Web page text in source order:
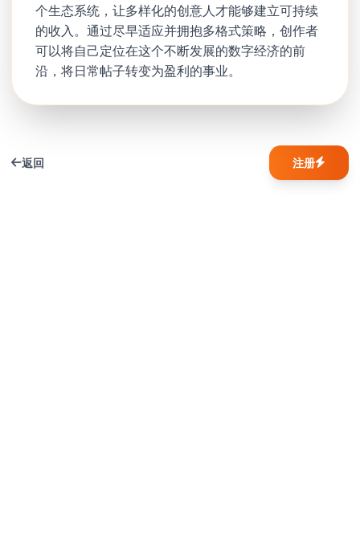
个生态系统，让多样化的创意人才能够建立可持续
的收入。通过尽早适应并拥抱多格式策略，创作者
可以将自己定位在这个不断发展的数字经济的前
沿，将日常帖子转变为盈利的事业。
返回 注册